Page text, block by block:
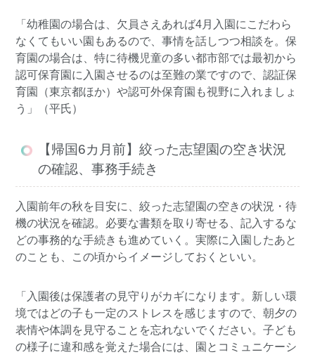
「幼稚園の場合は、欠員さえあれば4月入園にこだわら
なくてもいい園もあるので、事情を話しつつ相談を。保
育園の場合は、特に待機児童の多い都市部では最初から
認可保育園に入園させるのは至難の業ですので、認証保
育園（東京都ほか）や認可外保育園も視野に入れましょ
う」（平氏）
【帰国6カ月前】絞った志望園の空き状況
の確認、事務手続き
入園前年の秋を目安に、絞った志望園の空きの状況・待
機の状況を確認。必要な書類を取り寄せる、記入するな
どの事務的な手続きも進めていく。実際に入園したあと
のことも、この頃からイメージしておくといい。
「入園後は保護者の見守りがカギになります。新しい環
境ではどの子も一定のストレスを感じますので、朝夕の
表情や体調を見守ることを忘れないでください。子ども
の様子に違和感を覚えた場合には、園とコミュニケーシ